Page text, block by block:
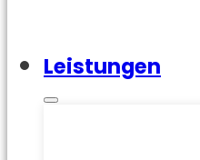
Leistungen